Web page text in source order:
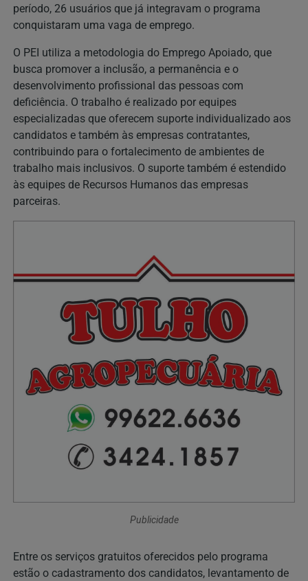
período, 26 usuários que já integravam o programa
conquistaram uma vaga de emprego.
O PEI utiliza a metodologia do Emprego Apoiado, que
busca promover a inclusão, a permanência e o
desenvolvimento profissional das pessoas com
deficiência. O trabalho é realizado por equipes
especializadas que oferecem suporte individualizado aos
candidatos e também às empresas contratantes,
contribuindo para o fortalecimento de ambientes de
trabalho mais inclusivos. O suporte também é estendido
às equipes de Recursos Humanos das empresas
parceiras.
Publicidade
Entre os serviços gratuitos oferecidos pelo programa
estão o cadastramento dos candidatos, levantamento de